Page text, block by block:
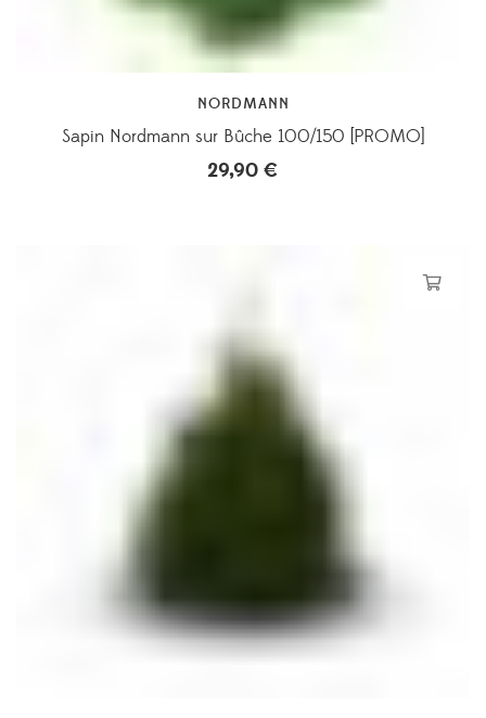
NORDMANN
Sapin Nordmann sur Bûche 100/150 [PROMO]
29,90 €